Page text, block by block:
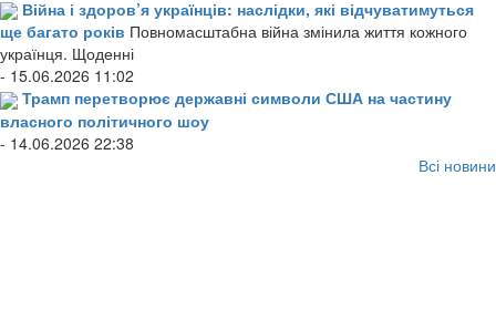
Війна і здоров’я українців: наслідки, які відчуватимуться
ще багато років Повномасштабна війна змінила життя кожного
українця. Щоденні
- 15.06.2026 11:02
Трамп перетворює державні символи США на частину
власного політичного шоу
- 14.06.2026 22:38
Всі новини